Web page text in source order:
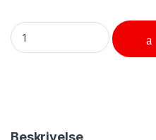
Dyse for geitemelkmåler